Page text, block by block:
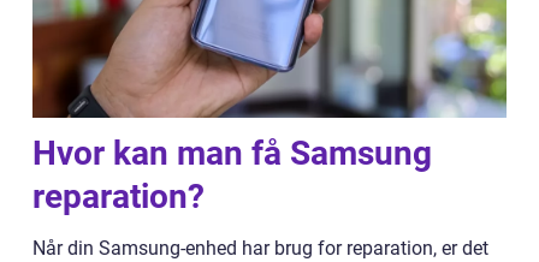
Hvor kan man få Samsung
reparation?
Når din Samsung-enhed har brug for reparation, er det